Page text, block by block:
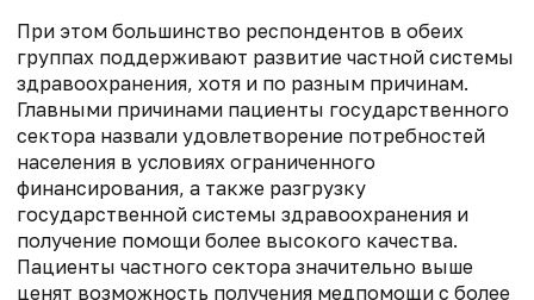
При этом большинство респондентов в обеих
группах поддерживают развитие частной системы
здравоохранения, хотя и по разным причинам.
Главными причинами пациенты государственного
сектора назвали удовлетворение потребностей
населения в условиях ограниченного
финансирования, а также разгрузку
государственной системы здравоохранения и
получение помощи более высокого качества.
Пациенты частного сектора значительно выше
ценят возможность получения медпомощи с более